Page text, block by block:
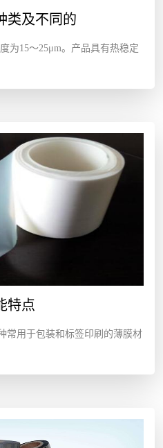
类及不同的
为15～25μm。产品具有热稳定
特点
常用于包装和标签印刷的薄膜材